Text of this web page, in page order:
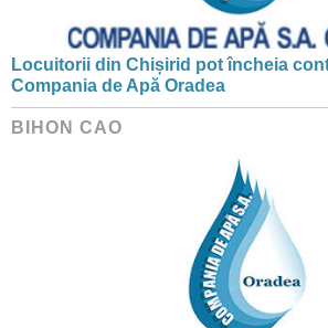
Locuitorii din Chișirid pot încheia
Compania de Apă Oradea
BIHON CAO